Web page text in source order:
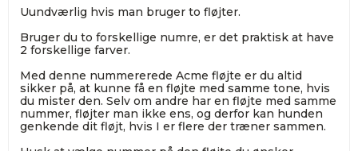
Uundværlig hvis man bruger to fløjter.
Bruger du to forskellige numre, er det praktisk at have
2 forskellige farver.
Med denne nummererede Acme fløjte er du altid
sikker på, at kunne få en fløjte med samme tone, hvis
du mister den. Selv om andre har en fløjte med samme
nummer, fløjter man ikke ens, og derfor kan hunden
genkende dit fløjt, hvis I er flere der træner sammen.